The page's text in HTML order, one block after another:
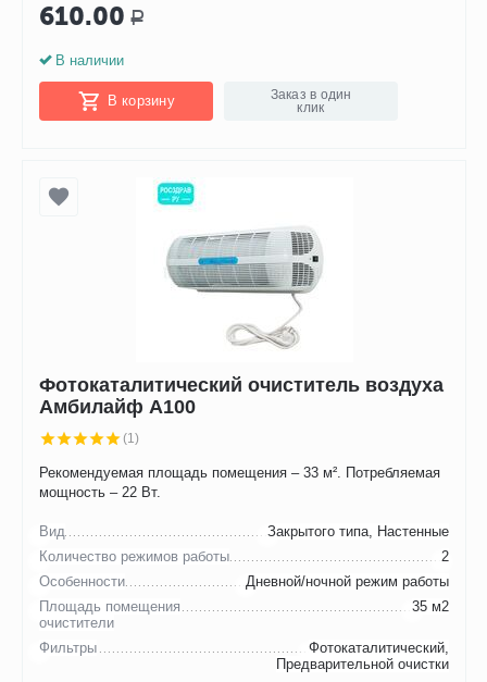
610.00 Р
В наличии
В корзину
Заказ в один
клик
Фотокаталитический очиститель воздуха
Амбилайф А100
(1)
Рекомендуемая площадь помещения – 33 м². Потребляемая
мощность – 22 Вт.
Вид
Закрытого типа, Настенные
Количество режимов работы
2
Особенности
Дневной/ночной режим работы
Площадь помещения
очистители
35 м2
Фильтры
Фотокаталитический,
Предварительной очистки